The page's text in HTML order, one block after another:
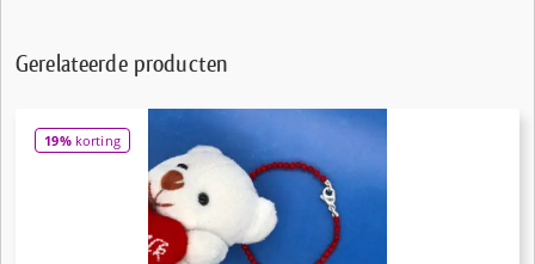
Gerelateerde producten
19%korting